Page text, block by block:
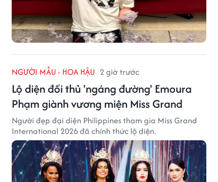
NGƯỜI MẪU - HOA HẬU 2 giờ trước
Lộ diện đối thủ 'ngáng đường' Emoura
Phạm giành vương miện Miss Grand
Người đẹp đại diện Philippines tham gia Miss Grand
International 2026 đã chính thức lộ diện.